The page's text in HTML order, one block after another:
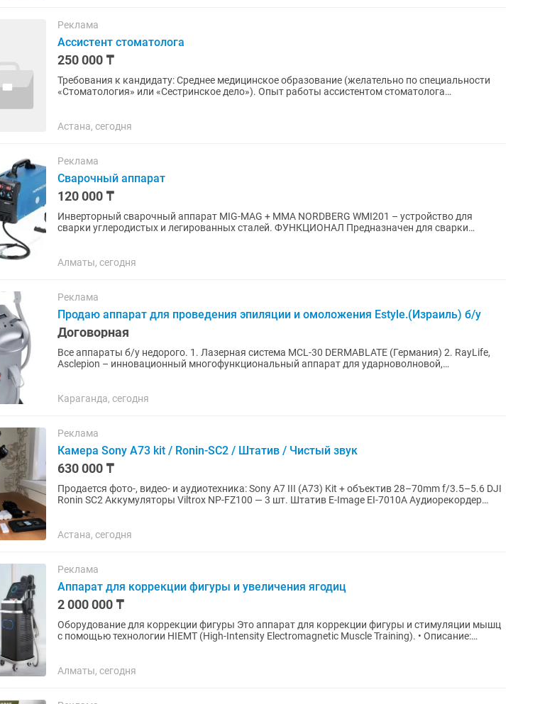
Реклама
Ассистент стоматолога
250 000 ₸
Требования к кандидату: Среднее медицинское образование (желательно по специальности
«Стоматология» или «Сестринское дело»). Опыт работы ассистентом стоматолога
Астана, сегодня
Реклама
Сварочный аппарат
120 000 ₸
Инверторный сварочный аппарат MIG-MAG + MMA NORDBERG WMI201 – устройство для
сварки углеродистых и легированных сталей. ФУНКЦИОНАЛ Предназначен для сварки
Алматы, сегодня
Реклама
Продаю аппарат для проведения эпиляции и омоложения Estyle.(Израиль) б/у
Договорная
Все аппараты б/у недорого. 1. Лазерная система MCL-30 DERMABLATE (Германия) 2. RayLife,
Asclepion – инновационный многофункциональный аппарат для ударноволновой,
Караганда, сегодня
Реклама
Камера Sony A73 kit / Ronin-SC2 / Штатив / Чистый звук
630 000 ₸
Продается фото-, видео- и аудиотехника: Sony A7 III (A73) Kit + объектив 28–70mm f/3.5–5.6 DJI
Ronin SC2 Аккумуляторы Viltrox NP-FZ100 — 3 шт. Штатив E-Image EI-7010A Аудиорекордер
Астана, сегодня
Реклама
Аппарат для коррекции фигуры и увеличения ягодиц
2 000 000 ₸
Оборудование для коррекции фигуры Это аппарат для коррекции фигуры и стимуляции мышц
с помощью технологии HIEMT (High-Intensity Electromagnetic Muscle Training). • Описание:
Алматы, сегодня